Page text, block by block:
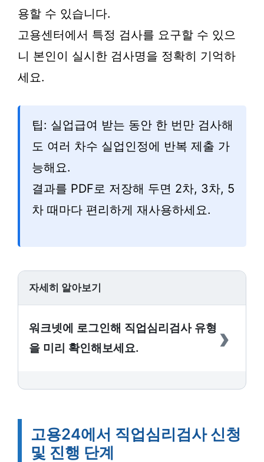
용할 수 있습니다.
고용센터에서 특정 검사를 요구할 수 있으
니 본인이 실시한 검사명을 정확히 기억하
세요.
팁: 실업급여 받는 동안 한 번만 검사해
도 여러 차수 실업인정에 반복 제출 가
능해요.
결과를 PDF로 저장해 두면 2차, 3차, 5
차 때마다 편리하게 재사용하세요.
자세히 알아보기
워크넷에 로그인해 직업심리검사 유형
을 미리 확인해보세요.
›
고용24에서 직업심리검사 신청
및 진행 단계